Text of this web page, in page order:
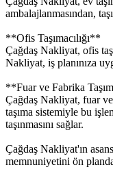
ambalajlanmasından,
**Ofis Taşımacılığı**
Çağdaş Nakliyat, ofis
Nakliyat, iş planınıza
**Fuar ve Fabrika
Çağdaş Nakliyat, fuar ve
taşıma sistemiyle bu
taşınmasını sağlar.
Çağdaş Nakliyat'ın
memnuniyetini ön